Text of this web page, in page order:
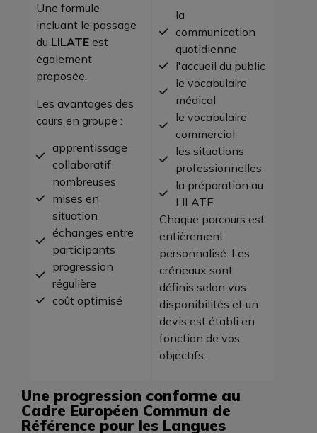
Une formule
incluant le passage
du LILATE est
également
proposée.
Les avantages des
cours en groupe :
apprentissage
collaboratif
nombreuses
mises en
situation
échanges entre
participants
progression
régulière
coût optimisé
la
communication
quotidienne
l'accueil du public
le vocabulaire
médical
le vocabulaire
commercial
les situations
professionnelles
la préparation au
LILATE
Chaque parcours est
entièrement
personnalisé. Les
créneaux sont
définis selon vos
disponibilités et un
devis est établi en
fonction de vos
objectifs.
Une progression conforme au
Cadre Européen Commun de
Référence pour les Langues